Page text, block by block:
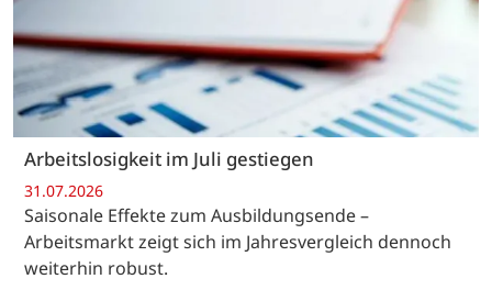
Arbeitslosigkeit im Juli gestiegen
31.07.2026
Saisonale Effekte zum Ausbildungsende –
Arbeitsmarkt zeigt sich im Jahresvergleich dennoch
weiterhin robust.